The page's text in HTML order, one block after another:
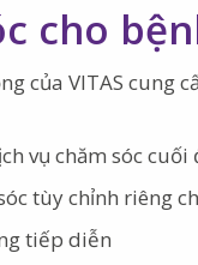
cho
của VITAS cung
vụ chăm sóc cuối
tùy chỉnh riêng
tiếp diễn